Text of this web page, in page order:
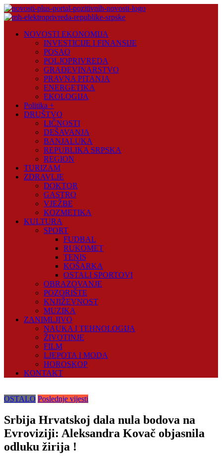
Skip
to
Plus
NOVOSTI EKONOMIJA
INVESTICIJE I FINANSIJE
POSAO
POLJOPRIVREDA
GRAĐEVINARSTVO
PRAVNA PITANJA
ENERGETIKA
EKOLOGIJA
Politika +
DRUŠTVO
LIČNOSTI
DEŠAVANJA
BANJALUKA
REPUBLIKA SRPSKA
REGION
TURIZAM
ZDRAVLJE
DOKTOR
GASTRO
VJEŽBE
KOZMETIKA
KULTURA
SPORT
FUDBAL
RUKOMET
TENIS
KOŠARKA
OSTALI SPORTOVI
OBRAZOVANJE
POZORIŠTE
KNJIŽEVNOST
MUZIKA
ZANIMLJIVO
NAUKA I TEHNOLOGIJA
ŽIVOTINJE
FILM
LJEPOTA I MODA
HOROSKOP
KONTAKT
OSTALO Poslednje vijesti
Srbija Hrvatskoj dala nula bodova na
Evroviziji: Aleksandra Kovač objasnila
odluku žirija !